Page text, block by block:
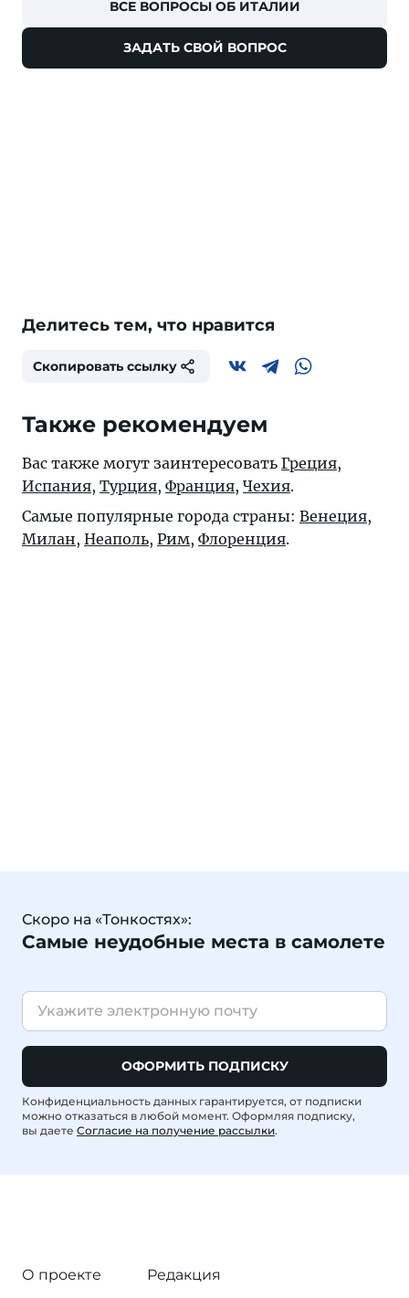
ВСЕ ВОПРОСЫ ОБ ИТАЛИИ
ЗАДАТЬ СВОЙ ВОПРОС
Делитесь тем, что нравится
Скопировать ссылку
Также рекомендуем
Вас также могут заинтересовать Греция,
Испания, Турция, Франция, Чехия.
Самые популярные города страны: Венеция,
Милан, Неаполь, Рим, Флоренция.
Скоро на «Тонкостях»:
Самые неудобные места в самолете
ОФОРМИТЬ ПОДПИСКУ
Конфиденциальность данных гарантируется, от подписки
можно отказаться в любой момент. Оформляя подписку,
вы даете Согласие на получение рассылки.
О проекте
Редакция